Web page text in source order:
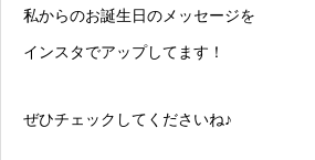
私からのお誕生日のメッセージを
インスタでアップしてます！
ぜひチェックしてくださいね♪